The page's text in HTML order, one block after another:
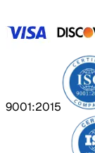
9001:2015